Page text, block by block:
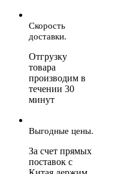
Скорость
доставки.
Отгрузку
товара
производим в
течении 30
минут
Выгодные цены.
За счет прямых
поставок с